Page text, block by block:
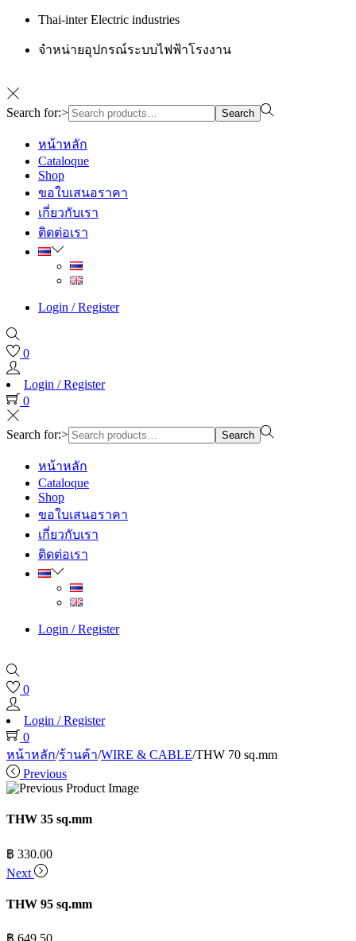
Thai-inter Electric industries
จำหน่ายอุปกรณ์ระบบไฟฟ้าโรงงาน
Search for:> Search
หน้าหลัก
Cataloque
Shop
ขอใบเสนอราคา
เกี่ยวกับเรา
ติดต่อเรา
Login / Register
0
Login / Register
0
Search for:> Search
หน้าหลัก
Cataloque
Shop
ขอใบเสนอราคา
เกี่ยวกับเรา
ติดต่อเรา
Login / Register
0
Login / Register
0
หน้าหลัก/ร้านค้า/WIRE & CABLE/THW 70 sq.mm
Previous
THW 35 sq.mm
฿ 330.00
Next
THW 95 sq.mm
฿ 649.50